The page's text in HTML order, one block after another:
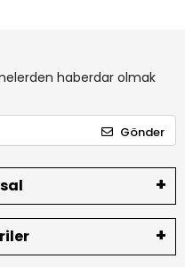
haberdar olmak
Gönder